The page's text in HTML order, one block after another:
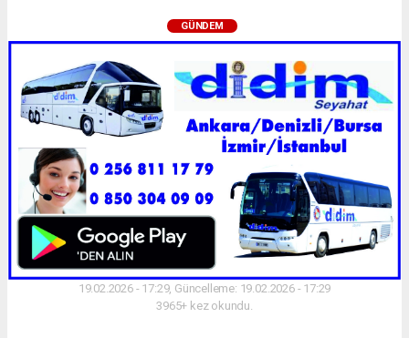
GÜNDEM
19.02.2026 - 17:29, Güncelleme: 19.02.2026 - 17:29
3965+ kez okundu.